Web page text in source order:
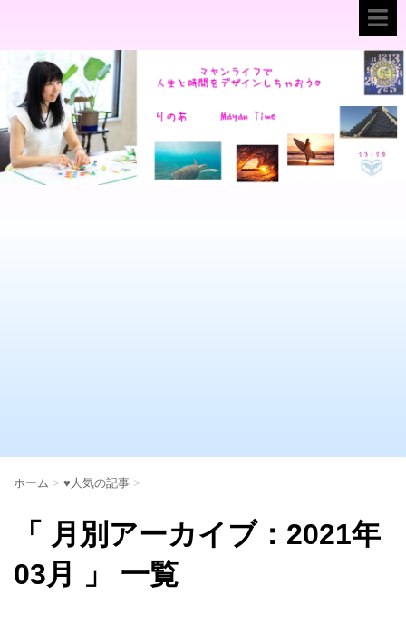
ホーム > ♥人気の記事 >
「 月別アーカイブ：2021年
03月 」 一覧